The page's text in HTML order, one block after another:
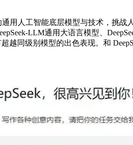
用人工智能底层模型与技术，挑
LLM通用大语言模型、
越同级别模型的出色表现。和